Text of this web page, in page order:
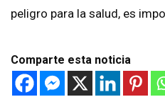
peligro para la salud, es
Comparte esta noticia